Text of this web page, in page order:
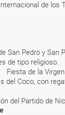
de los
San Pedro y San
de tipo religioso.
Fiesta de la
del Coco, con
del Partido de